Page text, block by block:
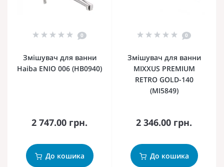
0
Змішувач для ванни
Haiba ENIO 006 (HB0940)
2 747.00 грн.
До кошика
0
Змішувач для ванни
MIXXUS PREMIUM
RETRO GOLD-140
(MI5849)
2 346.00 грн.
До кошика